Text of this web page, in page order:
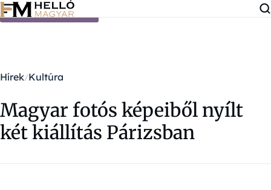
Ugrás a tartalomra
Hírek Kultúra
Magyar fotós képeiből nyílt
két kiállítás Párizsban